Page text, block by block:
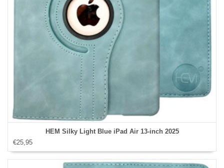
HEM Silky Light Blue iPad Air 13‑inch 2025
€25,95